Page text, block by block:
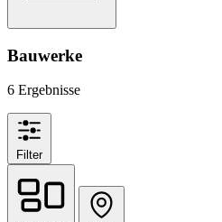
Bauwerke
6 Ergebnisse
Filter